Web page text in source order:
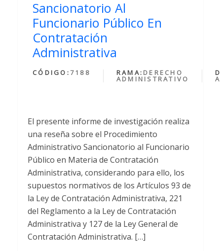
Sancionatorio Al
Funcionario Público En
Contratación
Administrativa
CÓDIGO: 7188 RAMA: DERECHO
ADMINISTRATIVO
El presente informe de investigación realiza
una reseña sobre el Procedimiento
Administrativo Sancionatorio al Funcionario
Público en Materia de Contratación
Administrativa, considerando para ello, los
supuestos normativos de los Artículos 93 de
la Ley de Contratación Administrativa, 221
del Reglamento a la Ley de Contratación
Administrativa y 127 de la Ley General de
Contratación Administrativa. […]